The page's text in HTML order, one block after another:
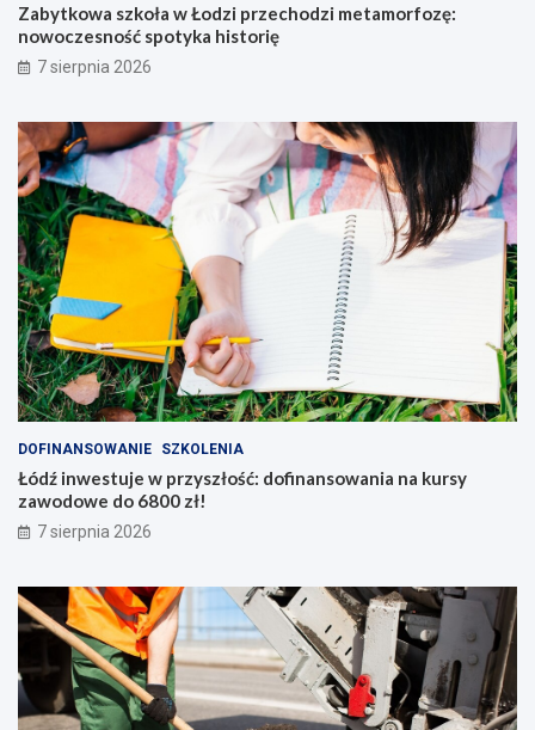
Zabytkowa szkoła w Łodzi przechodzi metamorfozę:
nowoczesność spotyka historię
7 sierpnia 2026
DOFINANSOWANIE SZKOLENIA
Łódź inwestuje w przyszłość: dofinansowania na kursy
zawodowe do 6800 zł!
7 sierpnia 2026